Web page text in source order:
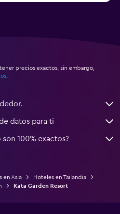
precios exactos, sin embargo,
datos para ti
100% exactos?
en Asia
Hoteles en Tailandia
Kata Garden Resort